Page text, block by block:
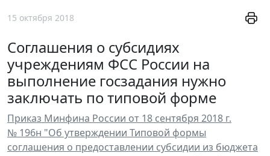
15 октября 2018
Соглашения о субсидиях
учреждениям ФСС России на
выполнение госзадания нужно
заключать по типовой форме
Приказ Минфина России от 18 сентября 2018 г.
№ 196н "Об утверждении Типовой формы
соглашения о предоставлении субсидии из бюджета